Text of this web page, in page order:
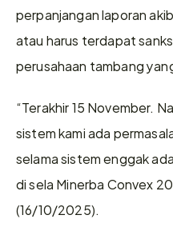
perpanjangan laporan
atau harus terdapat
perusahaan tambang
“Terakhir 15 November.
sistem kami ada
selama sistem enggak
di sela Minerba Convex
(16/10/2025).